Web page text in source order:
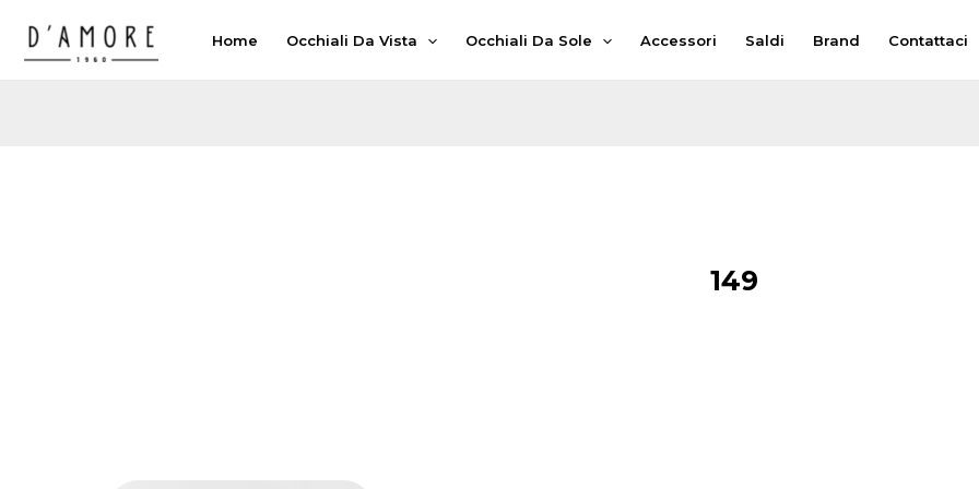
Home Occhiali Da Vista Occhiali Da Sole Accessori Saldi Brand Contattaci
149